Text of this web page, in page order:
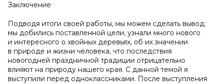
Заключение
Подводя итоги своей работы, мы можем сделать вывод:
мы добились поставленной цели, узнали много нового
и интересного о хвойных деревьях, об их значении
в природе и жизни человека, что последствия
новогодней праздничной традиции отрицательно
влияют на природу нашего края. С данной темой я
выступили перед одноклассниками. После выступления